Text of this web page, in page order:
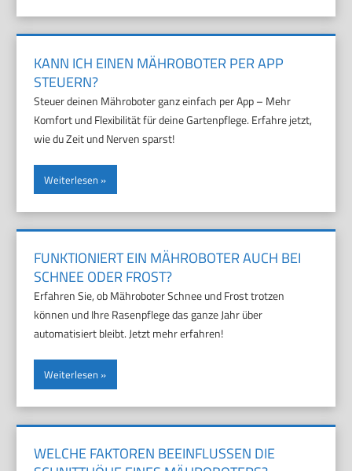
KANN ICH EINEN MÄHROBOTER PER APP
STEUERN?
Steuer deinen Mähroboter ganz einfach per App – Mehr
Komfort und Flexibilität für deine Gartenpflege. Erfahre jetzt,
wie du Zeit und Nerven sparst!
Weiterlesen
FUNKTIONIERT EIN MÄHROBOTER AUCH BEI
SCHNEE ODER FROST?
Erfahren Sie, ob Mähroboter Schnee und Frost trotzen
können und Ihre Rasenpflege das ganze Jahr über
automatisiert bleibt. Jetzt mehr erfahren!
Weiterlesen
WELCHE FAKTOREN BEEINFLUSSEN DIE